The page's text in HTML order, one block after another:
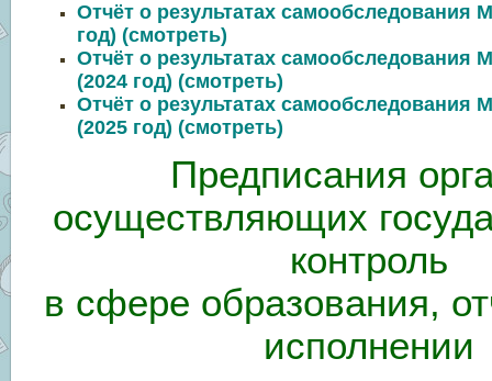
Отчёт о результатах
год) (смотреть)
Отчёт о результатах
(2024 год) (смотреть)
Отчёт о результатах
(2025 год) (смотреть)
Предписания
осуществляющих
контроль
в сфере образования,
исполнении